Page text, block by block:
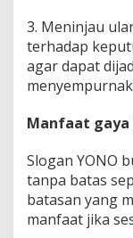
3. Meninjau
terhadap
agar dapat
Manfaat gaya
Slogan YONO
tanpa batas
batasan yang
manfaat jika